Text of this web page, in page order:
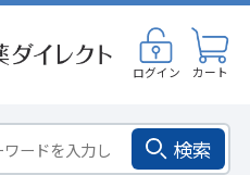
ログイン カート
検索